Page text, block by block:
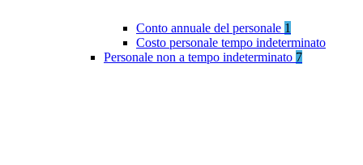
Conto annuale del personale 1
Costo personale tempo indeterminato
Personale non a tempo indeterminato 7